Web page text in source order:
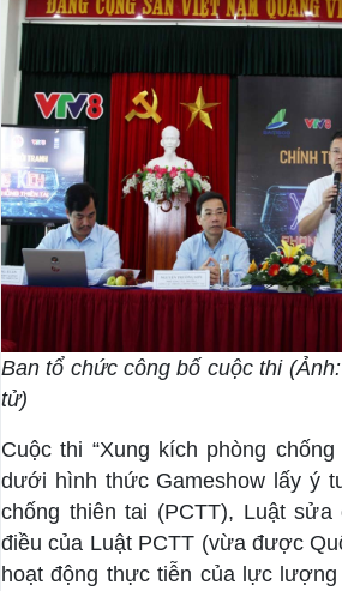
Ban tổ chức công bố cuộc thi
tử)
Cuộc thi “Xung kích phòng
dưới hình thức Gameshow lấy ý
chống thiên tai (PCTT), Luật
điều của Luật PCTT (vừa được
hoạt động thực tiễn của lực